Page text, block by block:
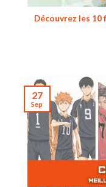
Découvrez les 10
27
Sep